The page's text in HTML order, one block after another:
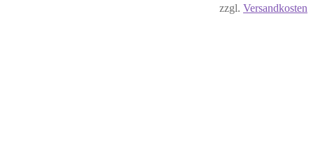
zzgl. Versandkosten